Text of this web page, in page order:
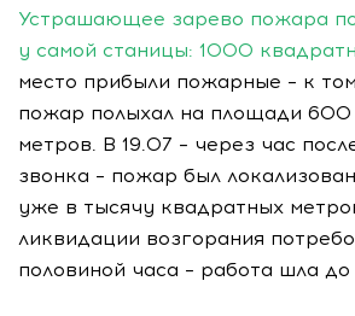
Устрашающее зарево пожара
у самой станицы: 1000
место прибыли пожарные – к
пожар полыхал на площади 600
метров. В 19.07 – через час
звонка – пожар был
уже в тысячу квадратных
ликвидации возгорания
половиной часа – работа шла до